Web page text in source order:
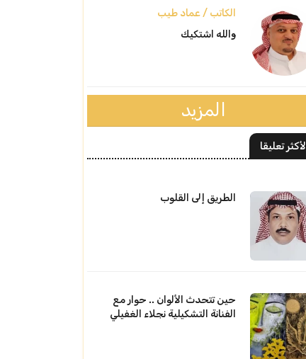
الكاتب / عماد طيب
والله اشتكيك
المزيد
الأكثر تعليقا
الطريق إلى القلوب
حين تتحدث الألوان .. حوار مع
الفنانة التشكيلية نجلاء الغفيلي